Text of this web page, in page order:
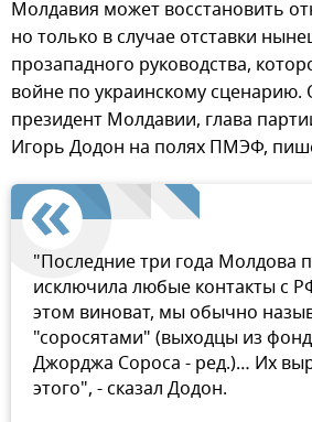
Молдавия может восстановить
но только в случае отставки
прозападного руководства,
войне по украинскому сценарию.
президент Молдавии, глава
Игорь Додон на полях ПМЭФ,
"Последние три года Молдова
исключила любые контакты с
этом виноват, мы обычно
"соросятами" (выходцы из
Джорджа Сороса - ред.)… Их
этого", - сказал Додон.